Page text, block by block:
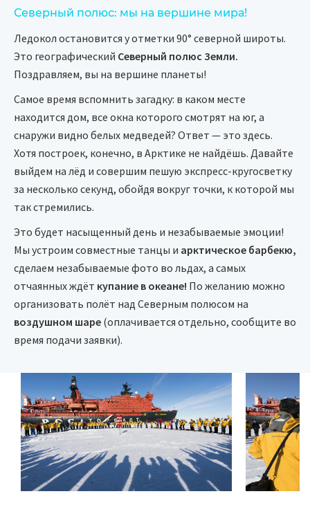
Северный полюс: мы на вершине мира!
Ледокол остановится у отметки 90° северной широты.
Это географический Северный полюс Земли.
Поздравляем, вы на вершине планеты!
Самое время вспомнить загадку: в каком месте
находится дом, все окна которого смотрят на юг, а
снаружи видно белых медведей? Ответ — это здесь.
Хотя построек, конечно, в Арктике не найдёшь. Давайте
выйдем на лёд и совершим пешую экспресс-кругосветку
за несколько секунд, обойдя вокруг точки, к которой мы
так стремились.
Это будет насыщенный день и незабываемые эмоции!
Мы устроим совместные танцы и арктическое барбекю,
сделаем незабываемые фото во льдах, а самых
отчаянных ждёт купание в океане! По желанию можно
организовать полёт над Северным полюсом на
воздушном шаре (оплачивается отдельно, сообщите во
время подачи заявки).